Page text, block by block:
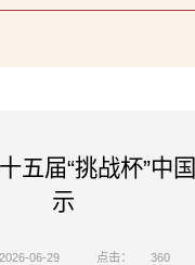
五届“挑战杯”中
示
06-29 点击： 360